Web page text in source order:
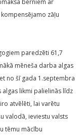
bērniem ar
zāļu
paredzēti 61,7
mēneša darba algas
no šī gada 1.septembra
likmi palielinās līdz
atvēlēti, lai varētu
valodā, ieviestu valsts
tēmu mācību